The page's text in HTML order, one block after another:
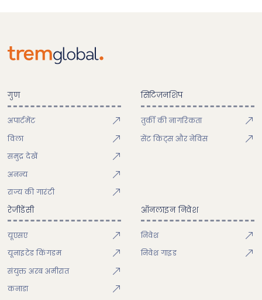
गुण
अपार्टमेंट
विला
समुद्र देखें
अनन्य
राज्य की गारंटी
सिटिज़नशिप
तुर्की की नागरिकता
सेंट किट्स और नेविस
रेजीडेंसी
यूएसए
यूनाइटेड किंगडम
संयुक्त अरब अमीरात
कनाडा
ऑनलाइन निवेश
निवेश
निवेश गाइड